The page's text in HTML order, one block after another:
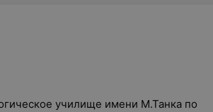
училище имени М.Танка по